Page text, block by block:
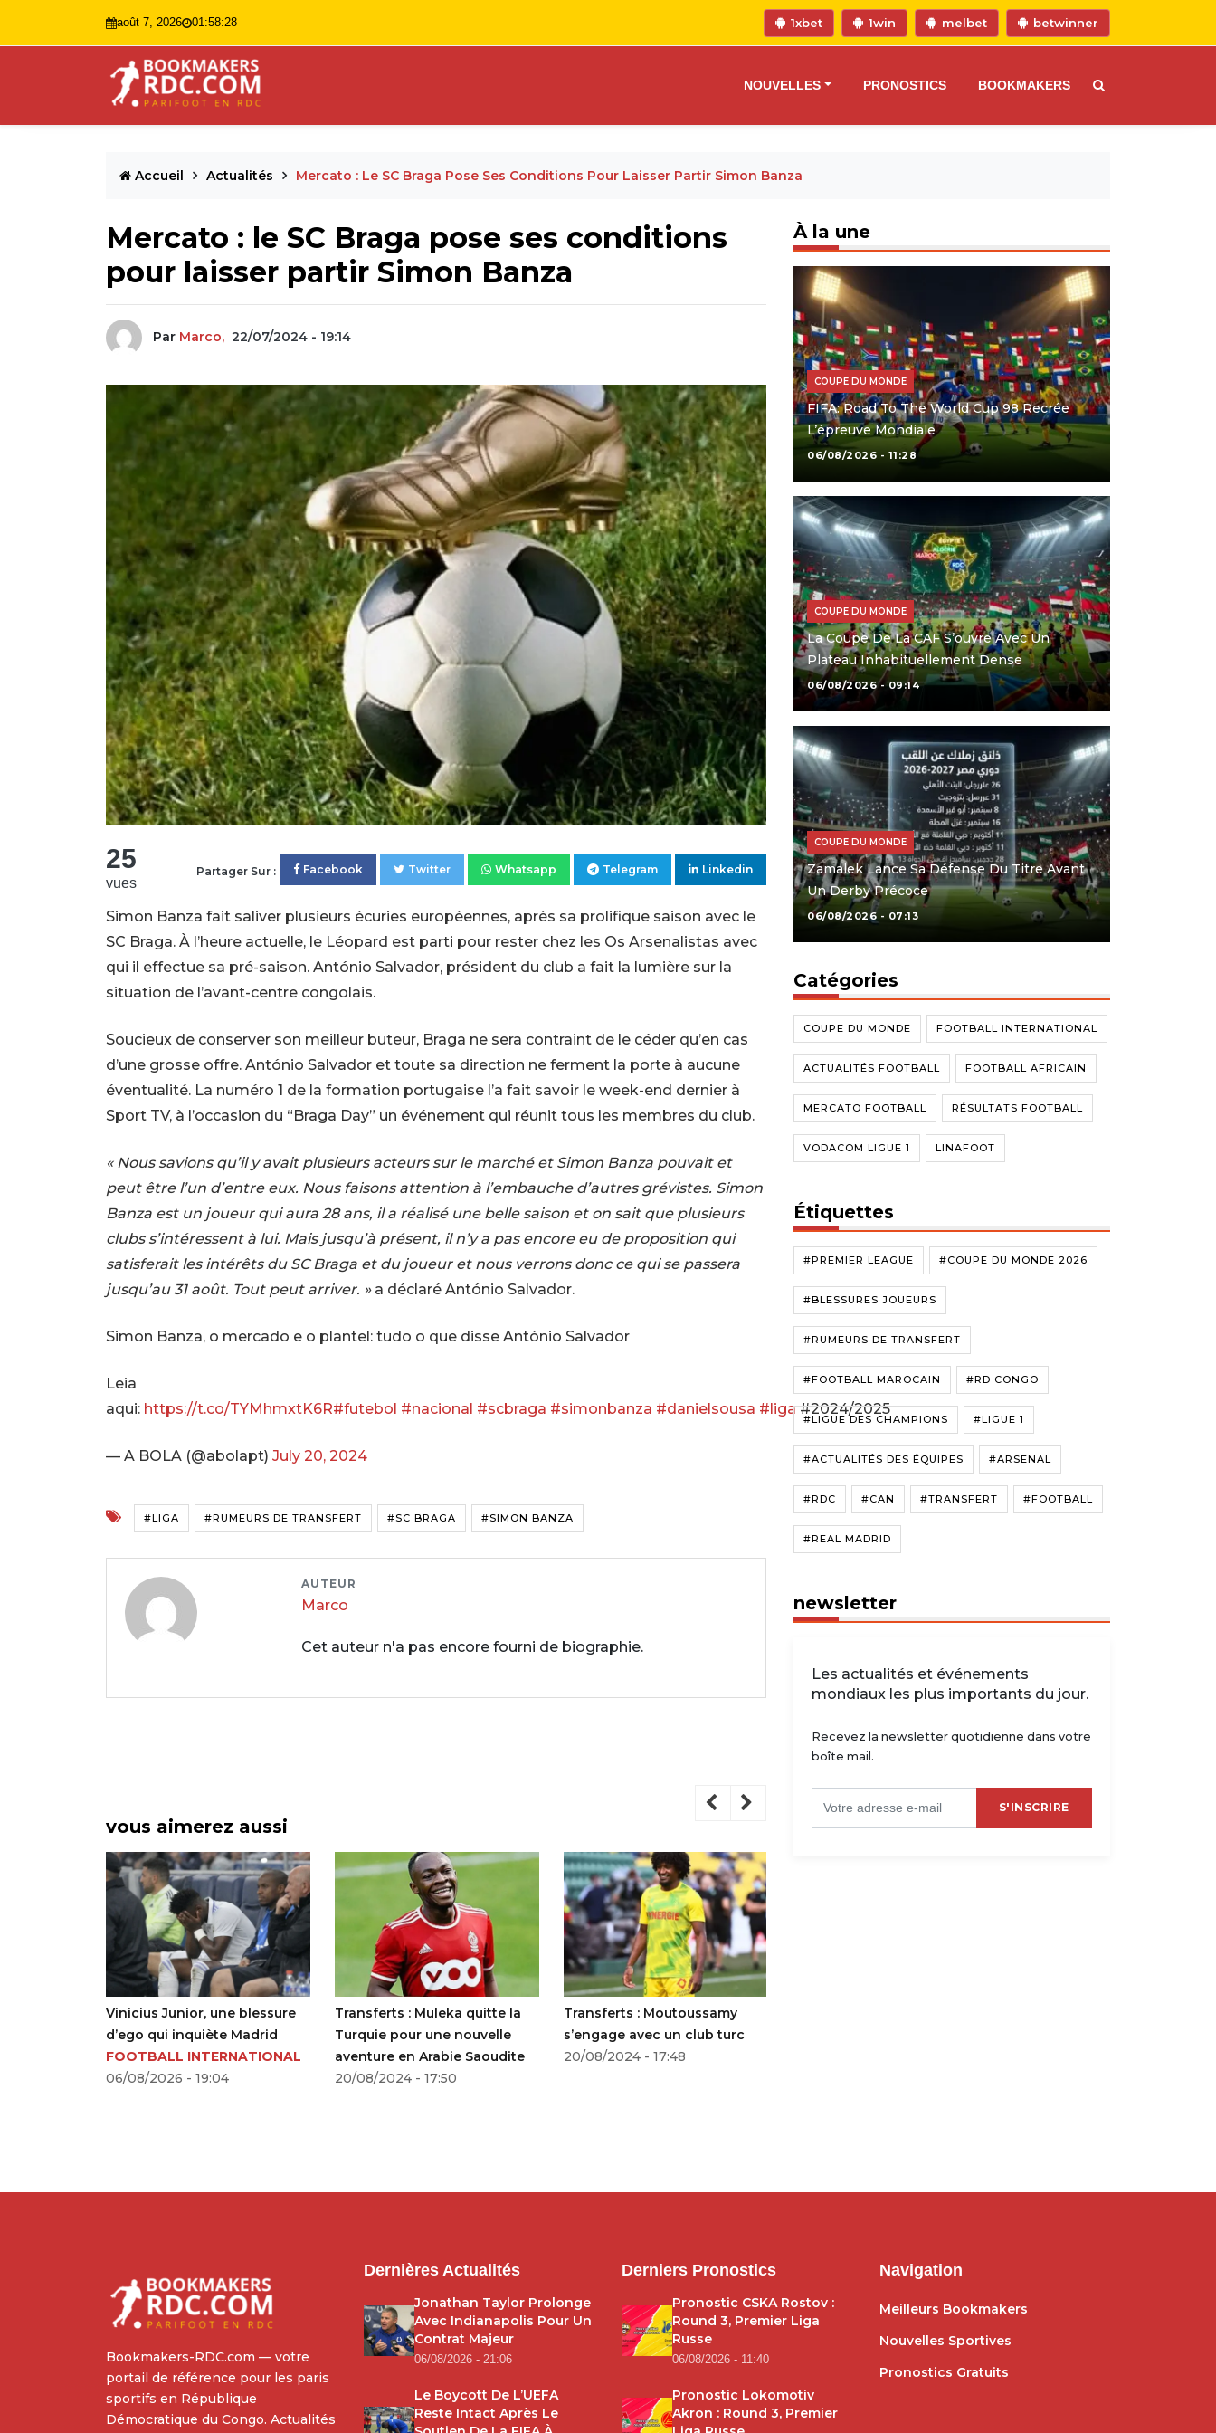
août 7, 2026 01:58:29 1xbet 1win melbet betwinner
NOUVELLES PRONOSTICS BOOKMAKERS
Accueil Actualités Mercato : Le SC Braga Pose Ses Conditions Pour Laisser Partir Simon Banza
Mercato : le SC Braga pose ses conditions
pour laisser partir Simon Banza
Par Marco, 22/07/2024 - 19:14
25
vues
Partager Sur : Facebook Twitter Whatsapp Telegram Linkedin
Simon Banza fait saliver plusieurs écuries européennes, après sa prolifique saison avec le
SC Braga. À l’heure actuelle, le Léopard est parti pour rester chez les Os Arsenalistas avec
qui il effectue sa pré-saison. António Salvador, président du club a fait la lumière sur la
situation de l’avant-centre congolais.
Soucieux de conserver son meilleur buteur, Braga ne sera contraint de le céder qu’en cas
d’une grosse offre. António Salvador et toute sa direction ne ferment la porte à aucune
éventualité. La numéro 1 de la formation portugaise l’a fait savoir le week-end dernier à
Sport TV, à l’occasion du “Braga Day” un événement qui réunit tous les membres du club.
« Nous savions qu’il y avait plusieurs acteurs sur le marché et Simon Banza pouvait et
peut être l’un d’entre eux. Nous faisons attention à l’embauche d’autres grévistes. Simon
Banza est un joueur qui aura 28 ans, il a réalisé une belle saison et on sait que plusieurs
clubs s’intéressent à lui. Mais jusqu’à présent, il n’y a pas encore eu de proposition qui
satisferait les intérêts du SC Braga et du joueur et nous verrons donc ce qui se passera
jusqu’au 31 août. Tout peut arriver. »a déclaré António Salvador.
Simon Banza, o mercado e o plantel: tudo o que disse António Salvador
Leia
aqui: https://t.co/TYMhmxtK6R#futebol #nacional #scbraga #simonbanza #danielsousa #liga#2024/2025
— A BOLA (@abolapt) July 20, 2024
#LIGA #RUMEURS DE TRANSFERT #SC BRAGA #SIMON BANZA
AUTEUR
Marco
Cet auteur n'a pas encore fourni de biographie.
vous aimerez aussi
Vinicius Junior, une blessure
d’ego qui inquiète Madrid
FOOTBALL INTERNATIONAL
06/08/2026 - 19:04
Transferts : Muleka quitte la
Turquie pour une nouvelle
aventure en Arabie Saoudite
20/08/2024 - 17:50
Transferts : Moutoussamy
s’engage avec un club turc
20/08/2024 - 17:48
À la une
COUPE DU MONDE
FIFA: Road To The World Cup 98 Recrée
L’épreuve Mondiale
06/08/2026 - 11:28
COUPE DU MONDE
La Coupe De La CAF S’ouvre Avec Un
Plateau Inhabituellement Dense
06/08/2026 - 09:14
COUPE DU MONDE
Zamalek Lance Sa Défense Du Titre Avant
Un Derby Précoce
06/08/2026 - 07:13
Catégories
COUPE DU MONDE FOOTBALL INTERNATIONAL
ACTUALITÉS FOOTBALL FOOTBALL AFRICAIN
MERCATO FOOTBALL RÉSULTATS FOOTBALL
VODACOM LIGUE 1 LINAFOOT
Étiquettes
#PREMIER LEAGUE #COUPE DU MONDE 2026
#BLESSURES JOUEURS
#RUMEURS DE TRANSFERT
#FOOTBALL MAROCAIN #RD CONGO
#LIGUE DES CHAMPIONS #LIGUE 1
#ACTUALITÉS DES ÉQUIPES #ARSENAL
#RDC #CAN #TRANSFERT #FOOTBALL
#REAL MADRID
newsletter
Les actualités et événements
mondiaux les plus importants du jour.
Recevez la newsletter quotidienne dans votre
boîte mail.
S'INSCRIRE
Bookmakers-RDC.com — votre
portail de référence pour les paris
sportifs en République
Démocratique du Congo. Actualités
Dernières Actualités
Jonathan Taylor Prolonge
Avec Indianapolis Pour Un
Contrat Majeur
06/08/2026 - 21:06
Le Boycott De L’UEFA
Reste Intact Après Le
Derniers Pronostics
Pronostic CSKA Rostov :
Round 3, Premier Liga
Russe
06/08/2026 - 11:40
Pronostic Lokomotiv
Akron : Round 3, Premier
Navigation
Meilleurs Bookmakers
Nouvelles Sportives
Pronostics Gratuits